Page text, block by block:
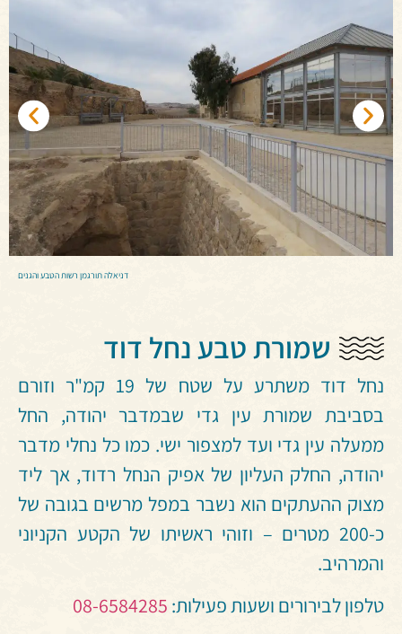
דניאלה תורגמן רשות הטבע והגנים
שמורת טבע נחל דוד
נחל דוד משתרע על שטח של 19 קמ"ר וזורם
בסביבת שמורת עין גדי שבמדבר יהודה, החל
ממעלה עין גדי ועד למצפור ישי. כמו כל נחלי מדבר
יהודה, החלק העליון של אפיק הנחל רדוד, אך ליד
מצוק ההעתקים הוא נשבר במפל מרשים בגובה של
כ-200 מטרים – וזוהי ראשיתו של הקטע הקניוני
והמרהיב.
טלפון לבירורים ושעות פעילות: 08-6584285